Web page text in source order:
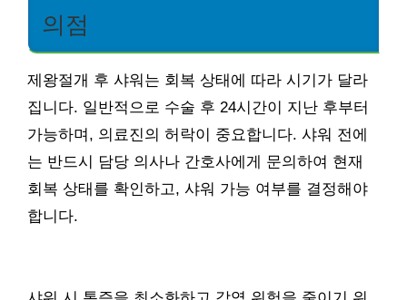
의점
제왕절개 후 샤워는 회복 상태에 따라 시기가 달라
집니다. 일반적으로 수술 후 24시간이 지난 후부터
가능하며, 의료진의 허락이 중요합니다. 샤워 전에
는 반드시 담당 의사나 간호사에게 문의하여 현재
회복 상태를 확인하고, 샤워 가능 여부를 결정해야
합니다.